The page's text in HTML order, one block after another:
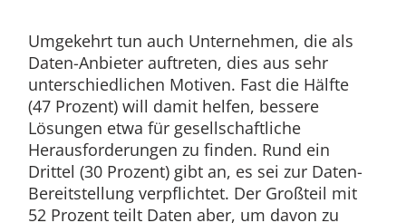
Umgekehrt tun auch Unternehmen, die als
Daten-Anbieter auftreten, dies aus sehr
unterschiedlichen Motiven. Fast die Hälfte
(47 Prozent) will damit helfen, bessere
Lösungen etwa für gesellschaftliche
Herausforderungen zu finden. Rund ein
Drittel (30 Prozent) gibt an, es sei zur Daten-
Bereitstellung verpflichtet. Der Großteil mit
52 Prozent teilt Daten aber, um davon zu